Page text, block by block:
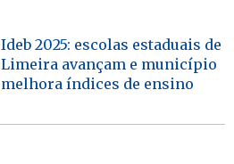
Ideb 2025: escolas estaduais de
Limeira avançam e município
melhora índices de ensino